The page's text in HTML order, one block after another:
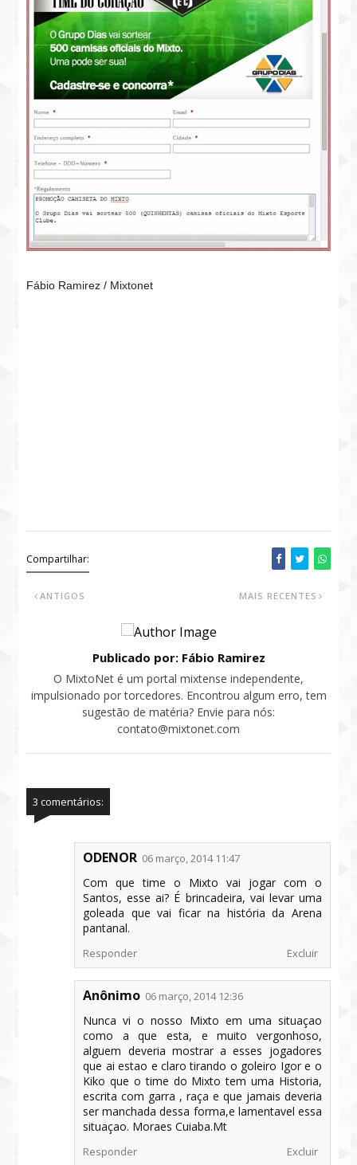
Fábio Ramirez / Mixtonet
Compartilhar:
MAIS RECENTES
ANTIGOS
Publicado por: Fábio Ramirez
O MixtoNet é um portal mixtense independente,
impulsionado por torcedores. Encontrou algum erro, tem
sugestão de matéria? Envie para nós:
contato@mixtonet.com
3 comentários:
ODENOR 06 março, 2014 11:47
Com que time o Mixto vai jogar com o
Santos, esse ai? É brincadeira, vai levar uma
goleada que vai ficar na história da Arena
pantanal.
Responder Excluir
Anônimo 06 março, 2014 12:36
Nunca vi o nosso Mixto em uma situaçao
como a que esta, e muito vergonhoso,
alguem deveria mostrar a esses jogadores
que ai estao e claro tirando o goleiro Igor e o
Kiko que o time do Mixto tem uma Historia,
escrita com garra , raça e que jamais deveria
ser manchada dessa forma,e lamentavel essa
situaçao. Moraes Cuiaba.Mt
Responder Excluir